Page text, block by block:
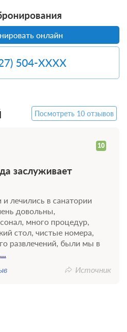
онлайн
504-XXXX
Посмотреть 10 отзывов
10
заслуживает
лечились в санатории
довольны,
много процедур,
стол, чистые номера,
развлечений, были мы в
...
Источник